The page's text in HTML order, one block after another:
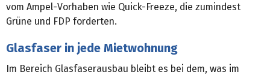
vom Ampel-Vorhaben wie Quick-Freeze, die zumindest
Grüne und FDP forderten.
Glasfaser in jede Mietwohnung
Im Bereich Glasfaserausbau bleibt es bei dem, was im